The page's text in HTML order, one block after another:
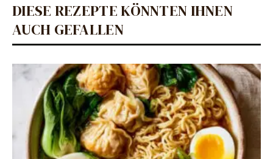
DIESE REZEPTE KÖNNTEN IHNEN
AUCH GEFALLEN